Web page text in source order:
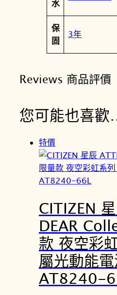
水
保
固
3年
Reviews 商品評價
您可能也喜
特價
CITIZEN
DEAR
款 夜空彩
屬光動能
AT8240-